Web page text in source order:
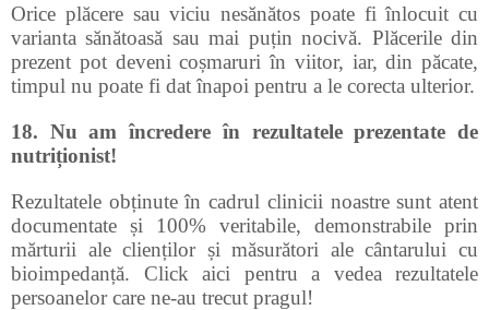
Orice plăcere sau viciu nesănătos poate fi înlocuit cu
varianta sănătoasă sau mai puțin nocivă. Plăcerile din
prezent pot deveni coșmaruri în viitor, iar, din păcate,
timpul nu poate fi dat înapoi pentru a le corecta ulterior.
18. Nu am încredere în rezultatele prezentate de
nutriționist!
Rezultatele obținute în cadrul clinicii noastre sunt atent
documentate și 100% veritabile, demonstrabile prin
mărturii ale clienților și măsurători ale cântarului cu
bioimpedanță. Click aici pentru a vedea rezultatele
persoanelor care ne-au trecut pragul!